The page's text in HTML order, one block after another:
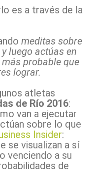
es a través de la
meditas sobre
luego actúas en
probable que
lograr.
atletas
de Río 2016:
van a ejecutar
sobre lo que
Insider:
se visualizan a sí
venciendo a su
de